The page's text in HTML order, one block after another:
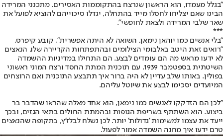
"בגלל מעמדו, הוא הראשון שנרצח בהתקוממות האסירים. מתכנני המרידה
הבינו שאם יצליחו לחסלו מייד בהתחלה, יגדלו סיכוייהם להוציא לפועל את
שאר שלבי המרידה ולצאת לחופשי".
***
"בלי אנשים כמו יוהאן נימאן, השואה לא היתה אפשרית", קובע קיפרס,
"רואים זאת היטב באלבומי הצילומים ובהתפתחות הקריירה שלו. הנאצים
לא ידעו מראש מה הם עומדים לבצע. הם התחילו במדיניות ההשמדה
השיטתית בספטמבר 1939, עם תוכנית המתת החסד ורצח המוני ראשוני
בפולין. באותו שלב עדיין לא היה ברור איך תתבצע התוכנית ואם הרוצחים
המיועדים יסכימו לבצע את שיוטל עליהם.
"לכן הם הזדקקו לאנשים כמו נימאן, הוא אחד מאלה שהראו שהדבר בר
ביצוע. הוא השתתף בשריפת הגופות ובהמתת החולים בתאי הגזים, ובכך
ייעד את עצמו למשימות 'גדולות' יותר. לכן נשלח לבלז'ץ, בתקופה שהנאצים
טרם ידעו איך מחנה השמדה אמור לפעול.